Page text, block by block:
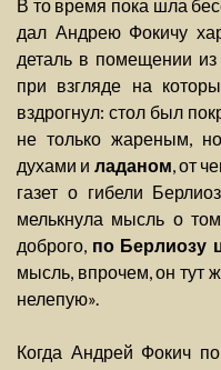
В то время пока шла
дал Андрею Фокичу
деталь в помещении
при взгляде на
вздрогнул: стол был
не только жареным,
духами и ладаном, от
газет о гибели
мелькнула мысль о
доброго, по Берлиозу
мысль, впрочем, он тут
нелепую».
Когда Андрей Фокич